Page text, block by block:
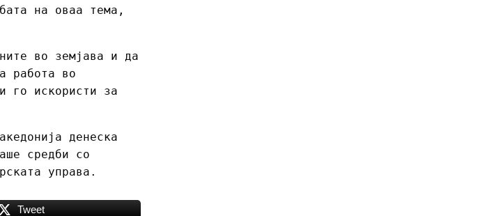
на оваа тема,
во земјава и да
работа во
го искористи за
денеска
средби со
управа.
Tweet